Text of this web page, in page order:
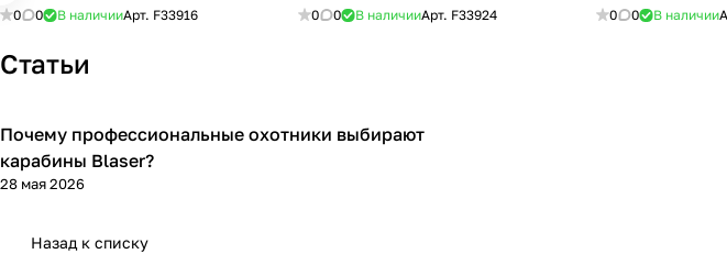
0 0 В наличииАрт. F33916 0 0 В наличииАрт. F33924 0 0 В наличии
Статьи
Blaser
Почему профессиональные охотники выбирают
карабины Blaser?
28 мая 2026
Назад к списку